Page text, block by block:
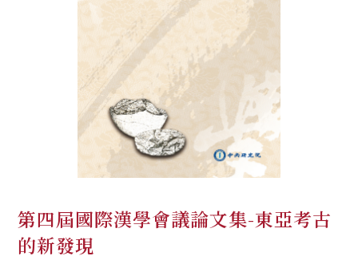
第四屆國際漢學會議論文集-東亞考古
的新發現